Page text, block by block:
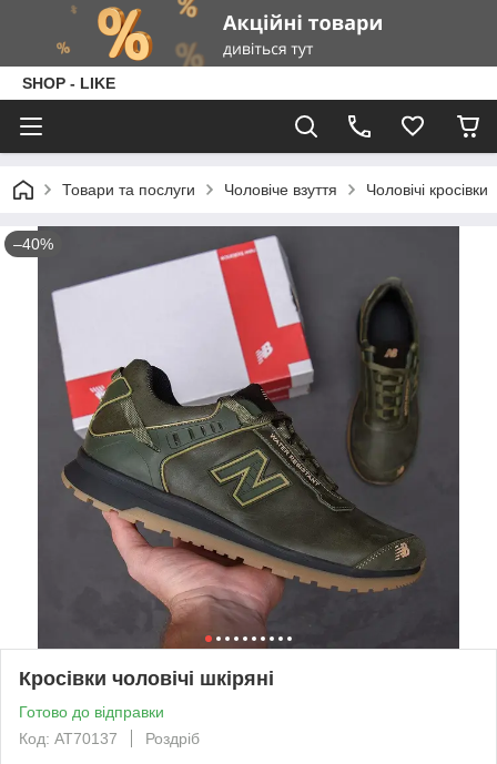
SHOP - LIKE
Товари та послуги Чоловіче взуття Чоловічі кросівки
–40%
Кросівки чоловічі шкіряні
Готово до відправки
Код: AT70137
Роздріб